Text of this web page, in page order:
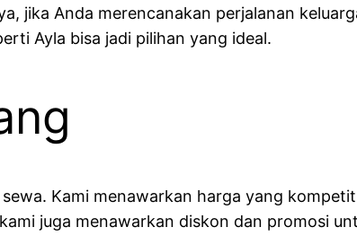
jika Anda merencanakan perjalanan
Ayla bisa jadi pilihan yang ideal.
Kami menawarkan harga yang
juga menawarkan diskon dan promosi